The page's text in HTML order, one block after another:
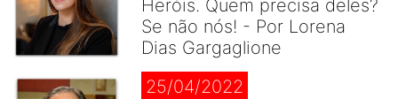
Heróis. Quem precisa deles?
Se não nós! - Por Lorena
Dias Gargaglione
25/04/2022